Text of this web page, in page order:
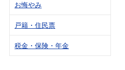
お悔やみ
戸籍・住民票
税金・保険・年金